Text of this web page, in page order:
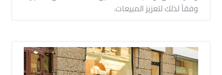
وفقاً لذلك لتعزيز المبيعات.